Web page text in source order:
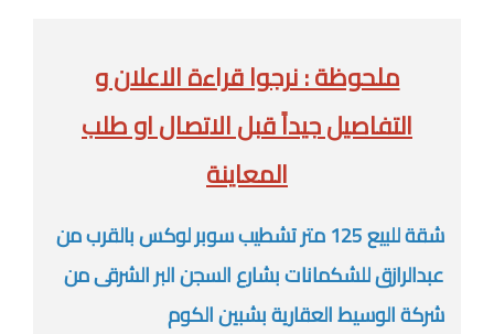
ملحوظة : نرجوا قراءة الاعلان و
التفاصيل جيداً قبل الاتصال او طلب
المعاينة
شقة للبيع 125 متر تشطيب سوبر لوكس بالقرب من
عبدالرازق للشكمانات بشارع السجن البر الشرقى من
شركة الوسيط العقارية بشبين الكوم